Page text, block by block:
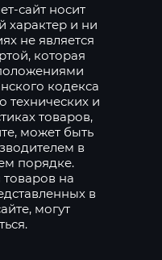
сайт носит
и ни
не является
которая
кодекса
и
товаров,
может быть
в
порядке.
на
в
могут